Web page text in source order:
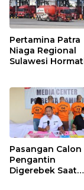
Pertamina Patra
Niaga Regional
Sulawesi
Operasional di
Polman
Pasangan Calon
Pengantin
Digerebek Saat